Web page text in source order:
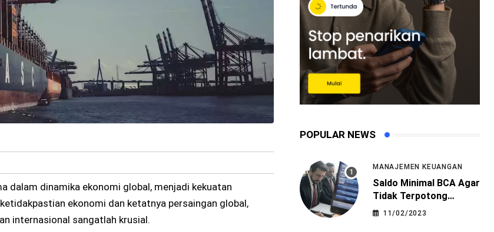
dalam dinamika ekonomi global, menjadi kekuatan
ekonomi dan ketatnya persaingan global,
internasional sangatlah krusial.
POPULAR NEWS
MANAJEMEN KEUANGAN
Saldo Minimal BCA Agar
Tidak Terpotong
Administrasi
11/02/2023